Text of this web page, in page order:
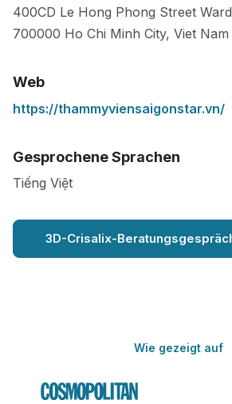
400CD Le Hong Phong Street
700000 Ho Chi Minh City, Viet Nam
Web
https://thammyviensaigonstar.vn/
Gesprochene Sprachen
Tiếng Việt
3D-Crisalix-
Wie gezeigt auf